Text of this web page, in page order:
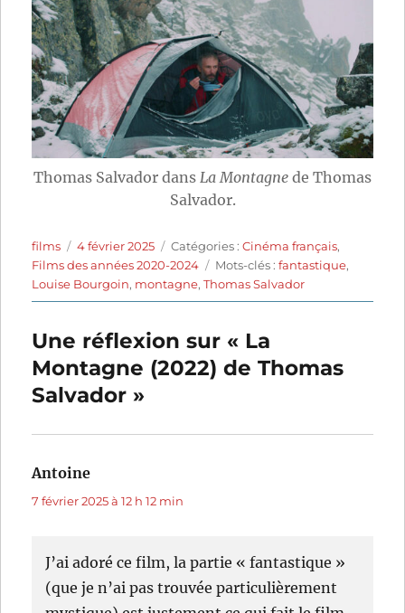
Thomas Salvador dans La Montagne de Thomas
Salvador.
Auteur
films
Publié
le
4 février 2025 Catégories
Catégories :Cinéma français,
Films des années 2020-2024
Étiquettes
Mots-clés :fantastique,
Louise Bourgoin, montagne,Thomas Salvador
Une réflexion sur « La
Montagne (2022) de Thomas
Salvador »
Antoine
7 février 2025 à 12 h 12 min
J’ai adoré ce film, la partie « fantastique »
(que je n’ai pas trouvée particulièrement